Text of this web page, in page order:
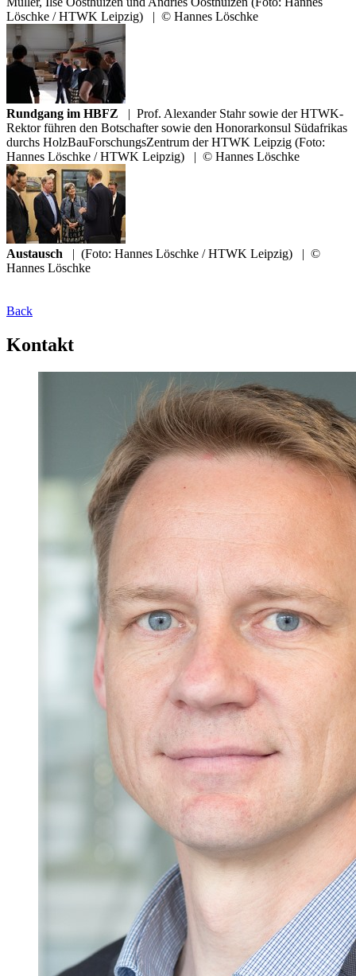
Löschke / HTWK Leipzig)
© Hannes Löschke
Rundgang im HBFZ
Prof. Alexander Stahr sowie der HTWK-
Rektor führen den Botschafter sowie den Honorarkonsul Südafrikas
durchs HolzBauForschungsZentrum der HTWK Leipzig (Foto:
Hannes Löschke / HTWK Leipzig)
© Hannes Löschke
Austausch (Foto: Hannes Löschke / HTWK Leipzig)
©
Hannes Löschke
Back
Kontakt